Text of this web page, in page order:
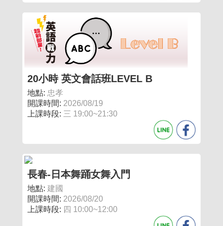
20小時 英文會話班LEVEL B
地點: 忠孝
開課時間: 2026/08/19
上課時段: 三 19:00~21:30
長春-日本舞踊女舞入門
地點: 建國
開課時間: 2026/08/20
上課時段: 四 10:00~12:00